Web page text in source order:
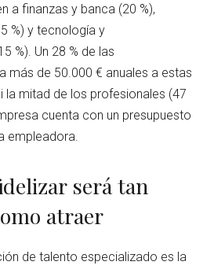
a finanzas y banca (20 %),
%) y tecnología y
%). Un 28 % de las
más de 50.000 € anuales a estas
la mitad de los profesionales (47
cuenta con un presupuesto
empleadora.
será tan
atraer
de talento especializado es la